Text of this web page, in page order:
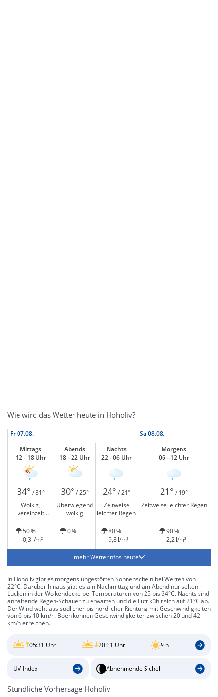
Wie wird das Wetter heute in Hoholiv?
Fr07.08. Sa 08.08.
Mittags
12 - 18 Uhr
Abends
18 - 22 Uhr
Nachts
22 - 06 Uhr
Morgens
06 - 12 Uhr
34° / 31° 30° / 25° 24° / 21° 21° / 19°
Wolkig,
vereinzelt
und windig
Überwiegend
wolkig
Zeitweise
leichter Regen
Zeitweise leichter Regen
50 %
0,3 l/m²
0 %
80 %
9,8 l/m²
90 %
2,2 l/m²
mehr Wetterinfos heute
In Hoholiv gibt es morgens ungestörten Sonnenschein bei Werten von
22°C. Darüber hinaus gibt es am Nachmittag und am Abend nur selten
Lücken in der Wolkendecke bei Temperaturen von 25 bis 34°C. Nachts sind
anhaltende Regen-Schauer zu erwarten und die Luft kühlt sich auf 21°C ab.
Der Wind weht aus südlicher bis nördlicher Richtung mit Geschwindigkeiten
von 6 bis 10 km/h. Böen können Geschwindigkeiten zwischen 20 und 42
km/h erreichen.
05:31 Uhr 20:31 Uhr 9 h
UV-Index Abnehmende Sichel
Stündliche Vorhersage Hoholiv